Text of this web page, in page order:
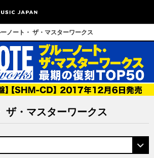
ノート・ ザ・マスターワークス
ザ・マスターワークス